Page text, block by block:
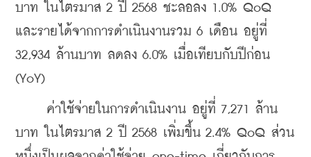
บาท ในไตรมาส 2 ปี 2568 ชะลอลง 1.0% QoQ
และรายได้จากการดำเนินงานรวม 6 เดือน อยู่ที่
32,934 ล้านบาท ลดลง 6.0% เมื่อเทียบกับปีก่อน
(YoY)
ค่าใช้จ่ายในการดำเนินงาน อยู่ที่ 7,271 ล้าน
บาท ในไตรมาส 2 ปี 2568 เพิ่มขึ้น 2.4% QoQ ส่วน